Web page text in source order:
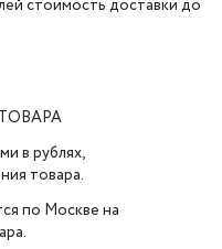
стоимость доставки до
в рублях,
товара.
по Москве на